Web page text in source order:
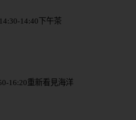
14:30-14:40下午茶
16:20重新看見海洋